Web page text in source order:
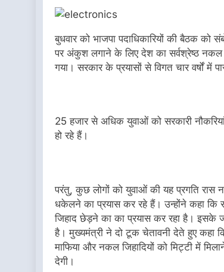
बुधवार को भाजपा पदाधिकारियों की बैठक को
पर अंकुश लगाने के लिए देश का सर्वश्रेष्ठ
गया। सरकार के प्रयासों से विगत चार वर्षों में
25 हजार से अधिक युवाओं को सरकारी
हो रहे हैं।
परंतु, कुछ लोगों को युवाओं की यह प्रगति रास
धकेलने का प्रयास कर रहे हैं। उन्होंने कहा कि
जिहाद छेड़ने का का प्रयास कर रहा है। इसके
है। मुख्यमंत्री ने दो टूक चेतावनी देते हुए कहा
माफिया और नकल जिहादियों को मिट्टी में
देगी।